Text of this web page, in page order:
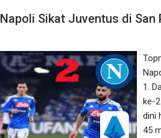
Sikat Juventus di San
1.
ke-
dini
45